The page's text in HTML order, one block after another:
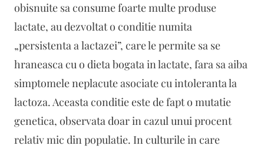
obisnuite sa consume foarte multe produse
lactate, au dezvoltat o conditie numita
„persistenta a lactazei”, care le permite sa se
hraneasca cu o dieta bogata in lactate, fara sa aiba
simptomele neplacute asociate cu intoleranta la
lactoza. Aceasta conditie este de fapt o mutatie
genetica, observata doar in cazul unui procent
relativ mic din populatie. In culturile in care